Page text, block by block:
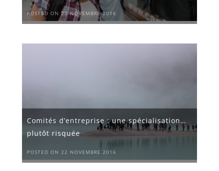
POSTED ON 22 NOVEMBRE 2016
Comités d’entreprise : une spécialisation…
plutôt risquée
POSTED ON 22 NOVEMBRE 2016